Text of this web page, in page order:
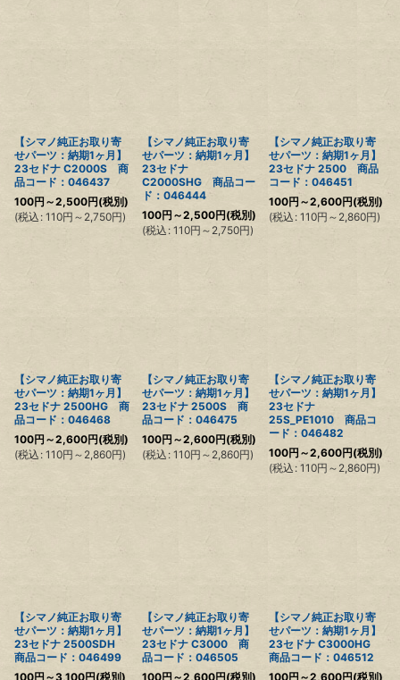
【シマノ純正お取り寄
せパーツ：納期1ヶ月】
23セドナ C2000S 商
品コード：046437
100円 ～2,500円(税別)
(税込 : 110円 ～2,750円)
【シマノ純正お取り寄
せパーツ：納期1ヶ月】
23セドナ
C2000SHG 商品コー
ド：046444
100円 ～2,500円(税別)
(税込 : 110円 ～2,750円)
【シマノ純正お取り寄
せパーツ：納期1ヶ月】
23セドナ 2500 商品
コード：046451
100円 ～2,600円(税別)
(税込 : 110円 ～2,860円)
【シマノ純正お取り寄
せパーツ：納期1ヶ月】
23セドナ 2500HG 商
品コード：046468
100円 ～2,600円(税別)
(税込 : 110円 ～2,860円)
【シマノ純正お取り寄
せパーツ：納期1ヶ月】
23セドナ 2500S 商
品コード：046475
100円 ～2,600円(税別)
(税込 : 110円 ～2,860円)
【シマノ純正お取り寄
せパーツ：納期1ヶ月】
23セドナ
25S_PE1010 商品コ
ード：046482
100円 ～2,600円(税別)
(税込 : 110円 ～2,860円)
【シマノ純正お取り寄
せパーツ：納期1ヶ月】
23セドナ 2500SDH
商品コード：046499
100円～3,100円(税別)
【シマノ純正お取り寄
せパーツ：納期1ヶ月】
23セドナ C3000 商
品コード：046505
100円 ～2,600円(税別)
【シマノ純正お取り寄
せパーツ：納期1ヶ月】
23セドナ C3000HG
商品コード：046512
100円 ～2,600円(税別)